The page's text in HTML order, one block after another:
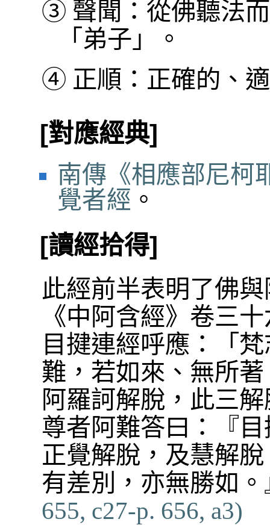
③ 聲聞：從佛聽法
「弟子」。
④ 正順：正確的、
[對應經典]
南傳《相應部尼柯
覺者經 。
[讀經拾得]
此經前半表明了佛
《中阿含經》卷三
目揵連經呼應：「
難，若如來、無所
阿羅訶解脫，此三
尊者阿難答曰：『
正覺解脫，及慧解
有差別，亦無勝如
655, c27-p. 656, a3)